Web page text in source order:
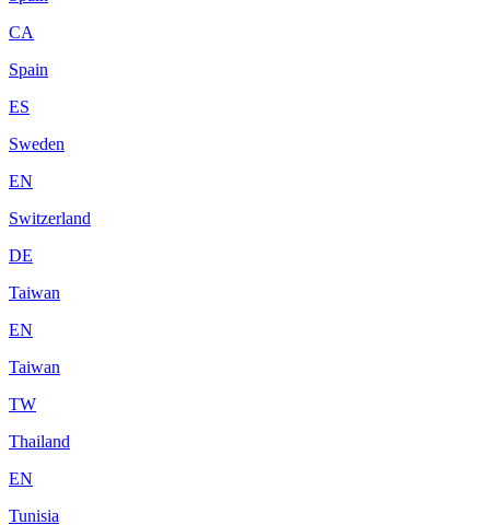
CA
Spain
ES
Sweden
EN
Switzerland
DE
Taiwan
EN
Taiwan
TW
Thailand
EN
Tunisia